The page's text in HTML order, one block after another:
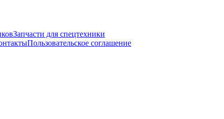
Запчасти для спецтехники
Пользовательское соглашение